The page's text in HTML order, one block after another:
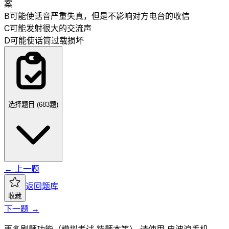
案
B可能使话音严重失真，但是不影响对方电台的收信
C可能发射很大的交流声
D可能使话筒过载损坏
选择题目 (683题)
← 上一题
收藏
返回题库
下一题 →